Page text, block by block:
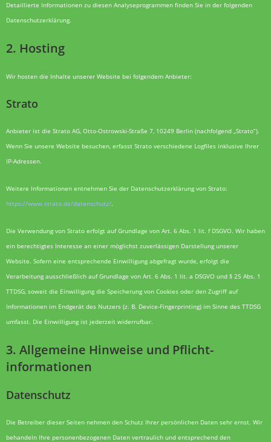
Detaillierte Informationen zu diesen Analyseprogrammen finden Sie in der folgenden
Datenschutzerklärung.
2. Hosting
Wir hosten die Inhalte unserer Website bei folgendem Anbieter:
Strato
Anbieter ist die Strato AG, Otto-Ostrowski-Straße 7, 10249 Berlin (nachfolgend „Strato“).
Wenn Sie unsere Website besuchen, erfasst Strato verschiedene Logfiles inklusive Ihrer
IP-Adressen.
Weitere Informationen entnehmen Sie der Datenschutzerklärung von Strato:
https://www.strato.de/datenschutz/.
Die Verwendung von Strato erfolgt auf Grundlage von Art. 6 Abs. 1 lit. f DSGVO. Wir haben
ein berechtigtes Interesse an einer möglichst zuverlässigen Darstellung unserer
Website. Sofern eine entsprechende Einwilligung abgefragt wurde, erfolgt die
Verarbeitung ausschließlich auf Grundlage von Art. 6 Abs. 1 lit. a DSGVO und § 25 Abs. 1
TTDSG, soweit die Einwilligung die Speicherung von Cookies oder den Zugriff auf
Informationen im Endgerät des Nutzers (z. B. Device-Fingerprinting) im Sinne des TTDSG
umfasst. Die Einwilligung ist jederzeit widerrufbar.
3. Allgemeine Hinweise und Pflicht­
informationen
Datenschutz
Die Betreiber dieser Seiten nehmen den Schutz Ihrer persönlichen Daten sehr ernst. Wir
behandeln Ihre personenbezogenen Daten vertraulich und entsprechend den